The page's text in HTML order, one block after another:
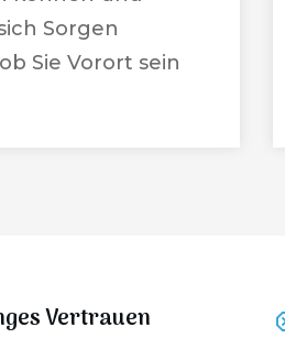
Sorgen
Sie Vorort sein
Vertrauen